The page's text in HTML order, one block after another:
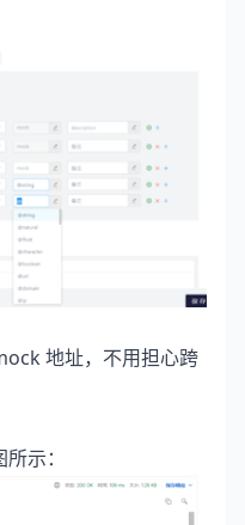
地址，不用担心跨
示：